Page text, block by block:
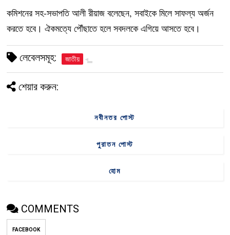
কমিশনের সহ-সভাপতি আলী রীয়াজ বলেছেন, সবাইকে মিলে সাফল্য অর্জন
করতে হবে। ঐকমত্যে পৌঁছাতে হলে সবদলকে এগিয়ে আসতে হবে।
লেবেলসমূহ: জাতীয়
শেয়ার করুন:
নবীনতর পোস্ট
পুরাতন পোস্ট
হোম
COMMENTS
FACEBOOK